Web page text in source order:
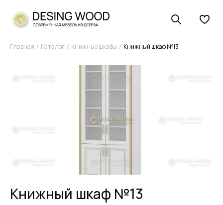
Главная Каталог Книжные шкафы Книжный шкаф №13
Книжный шкаф №13